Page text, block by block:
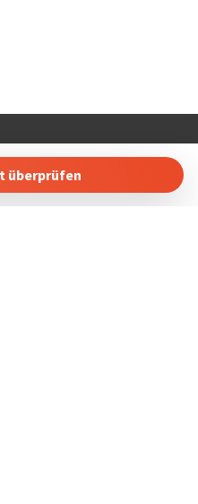
überprüfen
Alicante, Spain